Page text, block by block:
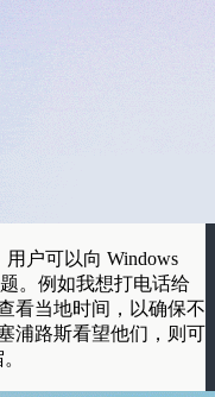
户可以向 Windows
。例如我想打电话给
看当地时间，以确保不
浦路斯看望他们，则可